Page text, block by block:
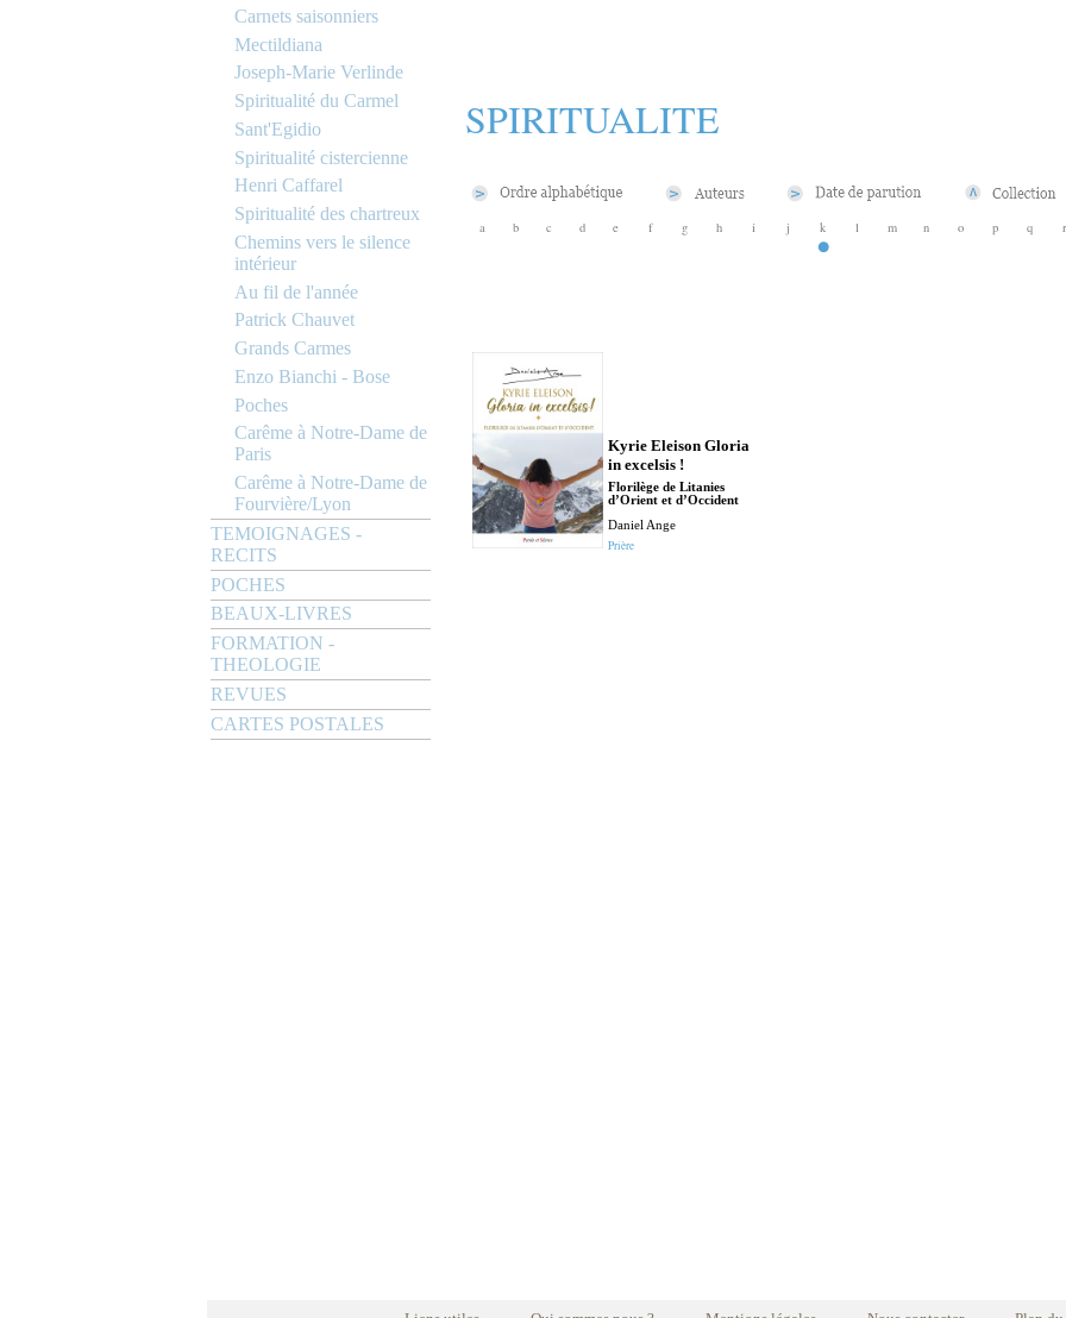
Carnets saisonniers
Mectildiana
Joseph-Marie Verlinde
Spiritualité du Carmel
Sant'Egidio
Spiritualité cistercienne
Henri Caffarel
Spiritualité des chartreux
Chemins vers le silence
intérieur
Au fil de l'année
Patrick Chauvet
Grands Carmes
Enzo Bianchi - Bose
Poches
Carême à Notre-Dame de
Paris
Carême à Notre-Dame de
Fourvière/Lyon
TEMOIGNAGES -
RECITS
POCHES
BEAUX-LIVRES
FORMATION -
THEOLOGIE
REVUES
CARTES POSTALES
SPIRITUALITE
a b c d e f g h i j k l m n o p q r
Kyrie Eleison Gloria
in excelsis !
Florilège de Litanies
d’Orient et d’Occident
Daniel Ange
Prière